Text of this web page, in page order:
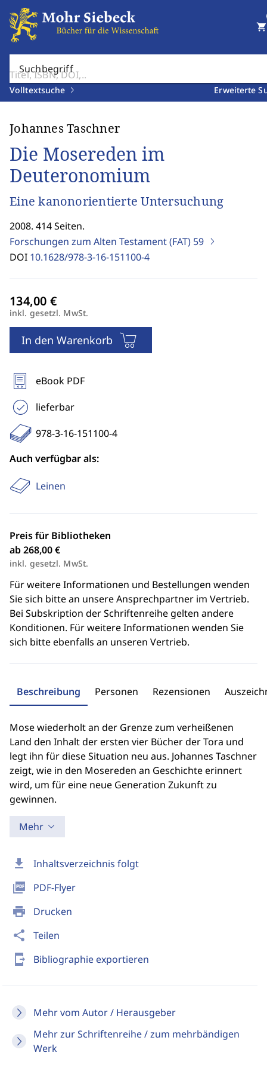
Suchbegriff
Volltextsuche Erweiterte
shopping_cart
download Inhaltsverzeichnis folgt
picture_as_pdf PDF-Flyer
print Drucken
share Teilen
send_to_mobile Bibliographie exportieren
Mehr vom Autor / Herausgeber
Mehr zur Schriftenreihe / zum mehrbändigen
Werk
Johannes Taschner
Die Mosereden im
Deuteronomium
Eine kanonorientierte Untersuchung
2008. 414 Seiten.
Forschungen zum Alten Testament (FAT) 59
DOI 10.1628/978-3-16-151100-4
inkl. gesetzl. MwSt.
In den Warenkorb
eBook PDF
lieferbar
978-3-16-151100-4
Auch verfügbar als:
Leinen
Preis für Bibliotheken
ab 268,00 €
inkl. gesetzl. MwSt.
Für weitere Informationen und Bestellungen wenden
Sie sich bitte an unsere Ansprechpartner im Vertrieb.
Bei Subskription der Schriftenreihe gelten andere
Konditionen. Für weitere Informationen wenden Sie
sich bitte ebenfalls an unseren Vertrieb.
Beschreibung Personen Rezensionen
Mose wiederholt an der Grenze zum verheißenen
Land den Inhalt der ersten vier Bücher der Tora und
legt ihn für diese Situation neu aus. Johannes Taschner
zeigt, wie in den Mosereden an Geschichte erinnert
wird, um für eine neue Generation Zukunft zu
gewinnen.
Mehr